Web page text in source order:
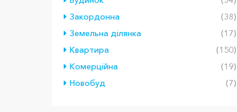
Закордонна
(38)
Земельна ділянка
(17)
Квартира
(150)
Комерційна
(19)
Новобуд
(7)